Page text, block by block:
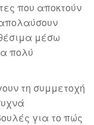
που αποκτούν
μέσω
πολύ
τη συμμετοχή
για το πώς